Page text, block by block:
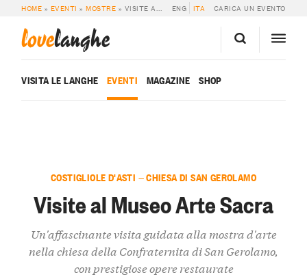
HOME » EVENTI »MOSTRE » VISITE AL MUSEO ARTE SACRA ENG ITA CARICA UN EVENTO
lovelanghe
VISITA LE LANGHE EVENTI MAGAZINE SHOP
COSTIGLIOLE D'ASTI — CHIESA DI SAN GEROLAMO
Visite al Museo Arte Sacra
Un'affascinante visita guidata alla mostra d'arte
nella chiesa della Confraternita di San Gerolamo,
con prestigiose opere restaurate